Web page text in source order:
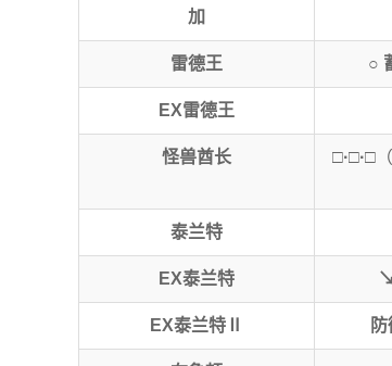
加
雷德王 ○
EX雷德王
怪兽酋长 □·□·□
泰兰特
EX泰兰特
EX泰兰特Ⅱ